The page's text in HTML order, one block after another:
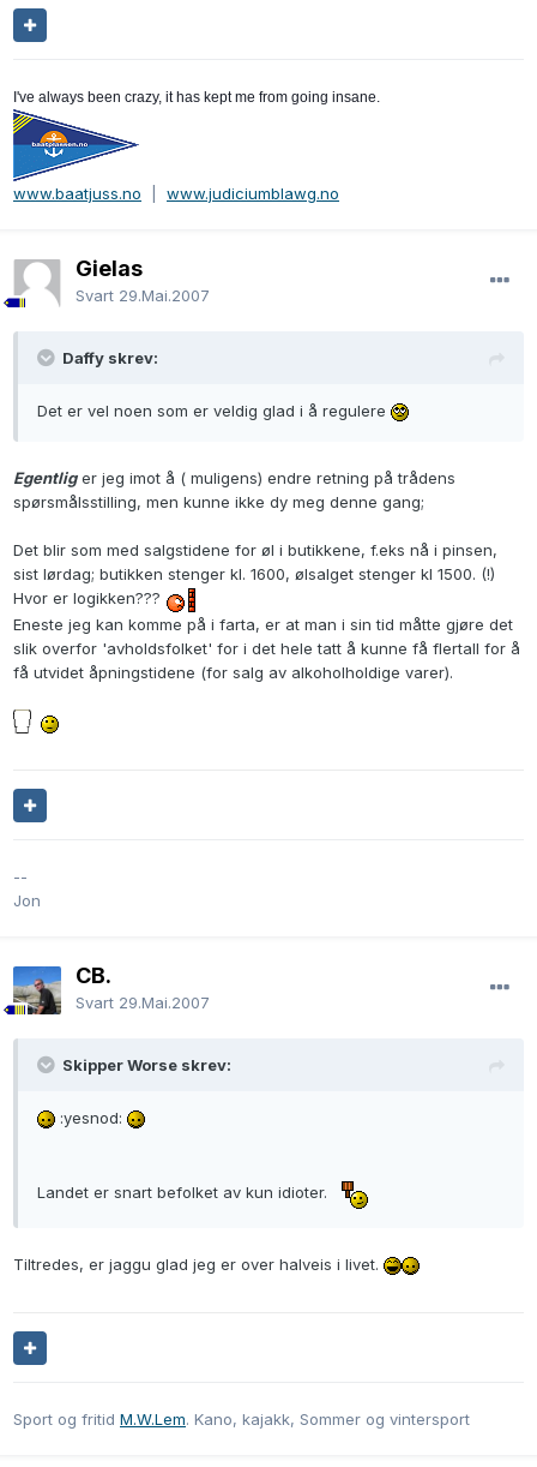
I've always been crazy, it has kept me from going insane.
www.baatjuss.no www.judiciumblawg.no
Gielas
Svart 29.Mai.2007
Daffy skrev:
Det er vel noen som er veldig glad i å regulere
Egentliger jeg imot å ( muligens) endre retning på trådens
spørsmålsstilling, men kunne ikke dy meg denne gang;
Det blir som med salgstidene for øl i butikkene, f.eks nå i pinsen,
sist lørdag; butikken stenger kl. 1600, ølsalget stenger kl 1500. (!)
Hvor er logikken???
Eneste jeg kan komme på i farta, er at man i sin tid måtte gjøre det
slik overfor 'avholdsfolket' for i det hele tatt å kunne få flertall for å
få utvidet åpningstidene (for salg av alkoholholdige varer).
--
Jon
CB.
Svart 29.Mai.2007
Skipper Worse skrev:
:yesnod:
Landet er snart befolket av kun idioter.
Tiltredes, er jaggu glad jeg er over halveis i livet.
Sport og fritid M.W.Lem. Kano, kajakk, Sommer og vintersport